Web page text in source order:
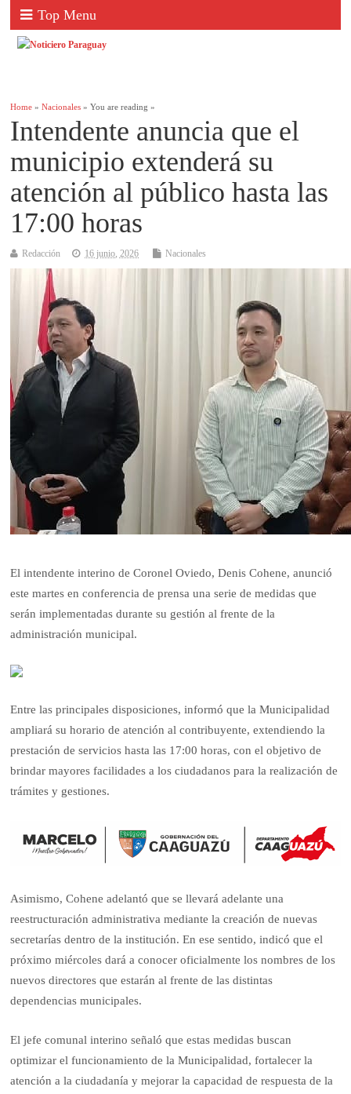
Top Menu
Home »Nacionales » You are reading »
Intendente anuncia que el
municipio extenderá su
atención al público hasta las
17:00 horas
Redacción 16 junio, 2026 Nacionales
El intendente interino de Coronel Oviedo, Denis Cohene, anunció
este martes en conferencia de prensa una serie de medidas que
serán implementadas durante su gestión al frente de la
administración municipal.
Entre las principales disposiciones, informó que la Municipalidad
ampliará su horario de atención al contribuyente, extendiendo la
prestación de servicios hasta las 17:00 horas, con el objetivo de
brindar mayores facilidades a los ciudadanos para la realización de
trámites y gestiones.
Asimismo, Cohene adelantó que se llevará adelante una
reestructuración administrativa mediante la creación de nuevas
secretarías dentro de la institución. En ese sentido, indicó que el
próximo miércoles dará a conocer oficialmente los nombres de los
nuevos directores que estarán al frente de las distintas
dependencias municipales.
El jefe comunal interino señaló que estas medidas buscan
optimizar el funcionamiento de la Municipalidad, fortalecer la
atención a la ciudadanía y mejorar la capacidad de respuesta de la